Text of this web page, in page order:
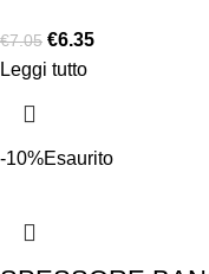
€7.05 €6.35
Leggi tutto
-10%Esaurito